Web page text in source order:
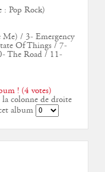
Pop Rock)
Me) / 3- Emergency
Of Things / 7-
The Road / 11-
! (4 votes)
colonne de droite
album